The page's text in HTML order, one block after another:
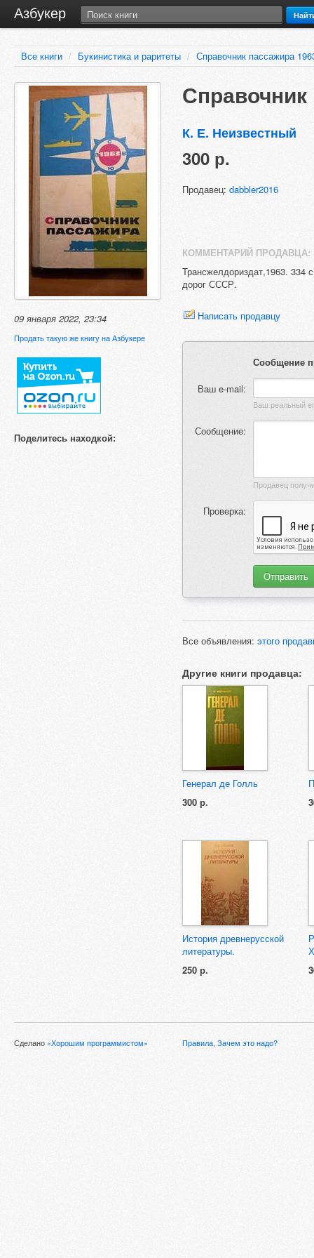
Азбукер
Все книги / Букинистика и раритеты / Справочник пассажира
09 января 2022, 23:34
Продать такую же книгу на Азбукере
Поделитесь находкой:
Справочник
К. Е. Неизвестный
300 р.
Продавец: dabbler2016
КОММЕНТАРИЙ ПРОДАВЦА:
Трансжелдориздат,1963. 334
дорог СССР.
Написать продавцу
Сообщение
Ваш e-mail:
Сообщение:
Проверка:
Все объявления: этого
Другие книги продавца:
Генерал де Голль
300 р.
История древнерусской
литературы.
250 р.
Сделано «Хорошим программистом» Правила, Зачем это надо?